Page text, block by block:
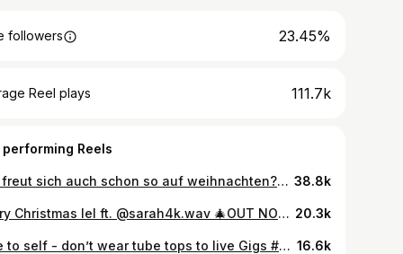
followers 23.45%
Reel plays 111.7k
performing Reels
wer freut sich auch schon so auf weihnachten?😍 🎄28.11 Merry Christmas lel ft. @sarah4k.wav 🎄 KOMMT MORGEN 16-19 uhr in die @grosse_freiheit_114 zum xmas event mit uns (mehr infos in der b!0) video by @primadonnakiss <3 38.8k
Merry Christmas lel ft. @sarah4k.wav 🎄OUT NOW🎄 🎄mixmaster @kronsbergcc 🎄beat by meee 🎄video @primadonnakiss 🎄tausend dank @aglaia_official_ @zebralution.music 20.3k
note to self - don’t wear tube tops to live Gigs #hörberlin #explore #technomusiclove 16.6k